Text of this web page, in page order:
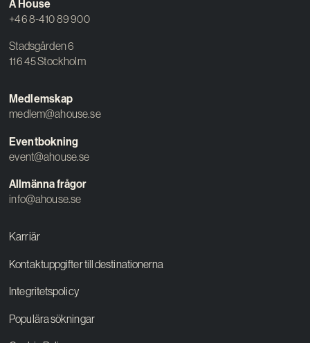
A House
+46 8-410 89 900
Stadsgården 6
116 45 Stockholm
Medlemskap
medlem@ahouse.se
Eventbokning
event@ahouse.se
Allmänna frågor
info@ahouse.se
Karriär
Kontaktuppgifter till destinationerna
Integritetspolicy
Populära sökningar